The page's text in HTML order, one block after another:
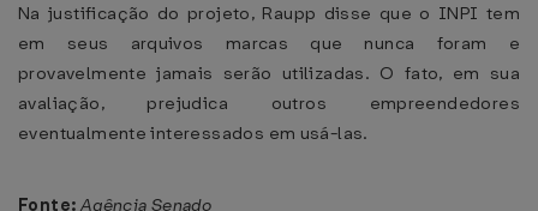
Na justificação do projeto, Raupp disse que o INPI tem
em seus arquivos marcas que nunca foram e
provavelmente jamais serão utilizadas. O fato, em sua
avaliação, prejudica outros empreendedores
eventualmente interessados em usá-las.
Fonte: Agência Senado